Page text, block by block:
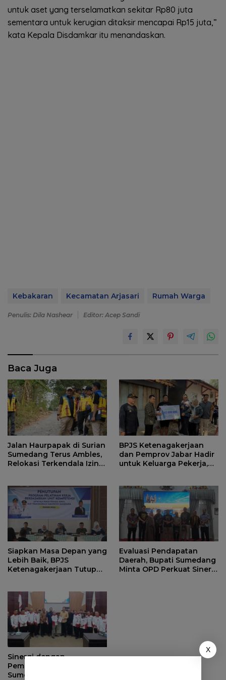
untuk aset yang terselamatkan sekitar Rp80 juta
sementara untuk kerugian ditaksir mencapai Rp15 juta,”
kata Kepala Disdamkar itu menandaskan.
Kebakaran Kecamatan Arjasari Rumah Warga
Penulis: Dila Nashear Editor: Acep Sandi
Baca Juga
Jalan Haurpapak di Surian
Sumedang Terus Ambles,
Relokasi Terkendala Izin
BPJS Ketenagakerjaan
dan Pemprov Jabar Hadir
untuk Keluarga Pekerja,
Siapkan Masa Depan yang
Lebih Baik, BPJS
Ketenagakerjaan Tutup
Evaluasi Pendapatan
Daerah, Bupati Sumedang
Minta OPD Perkuat Sinergi
Sinergi dengan
Pemerintah Desa, DPRD
Sumedang Fokus Awasi
X